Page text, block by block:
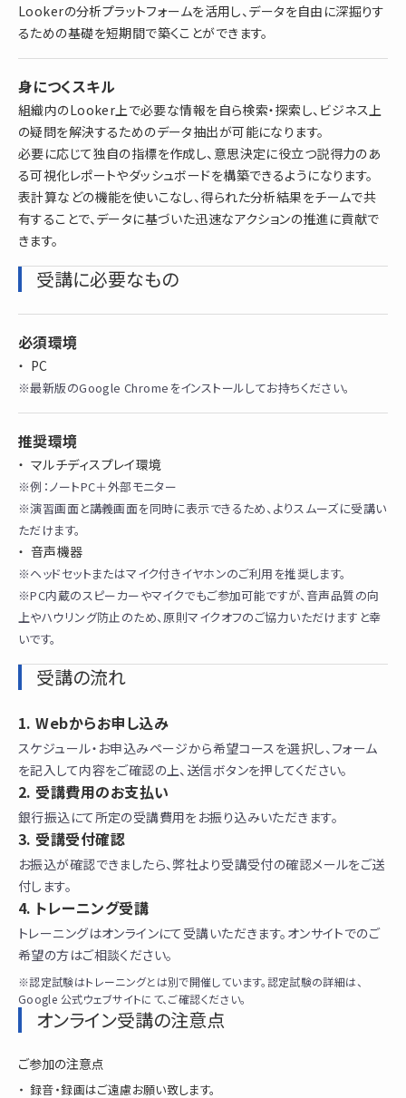
Lookerの分析プラットフォームを活用し、データを自由に深掘りす
るための基礎を短期間で築くことができます。
身につくスキル
組織内のLooker上で必要な情報を自ら検索・探索し、ビジネス上
の疑問を解決するためのデータ抽出が可能になります。
必要に応じて独自の指標を作成し、意思決定に役立つ説得力のあ
る可視化レポートやダッシュボードを構築できるようになります。
表計算などの機能を使いこなし、得られた分析結果をチームで共
有することで、データに基づいた迅速なアクションの推進に貢献で
きます。
受講に必要なもの
必須環境
PC
※最新版のGoogle Chromeをインストールしてお持ちください。
推奨環境
マルチディスプレイ環境
※例：ノートPC＋外部モニター
※演習画面と講義画面を同時に表示できるため、よりスムーズに受講い
ただけます。
音声機器
※ヘッドセットまたはマイク付きイヤホンのご利用を推奨します。
※PC内蔵のスピーカーやマイクでもご参加可能ですが、音声品質の向
上やハウリング防止のため、原則マイクオフのご協力いただけますと幸
いです。
受講の流れ
Webからお申し込み
スケジュール・お申込みページから希望コースを選択し、フォーム
を記入して内容をご確認の上、送信ボタンを押してください。
受講費用のお支払い
銀行振込にて所定の受講費用をお振り込みいただきます。
受講受付確認
お振込が確認できましたら、弊社より受講受付の確認メールをご送
付します。
トレーニング受講
トレーニングはオンラインにて受講いただきます。オンサイトでのご
希望の方はご相談ください。
※認定試験はトレーニングとは別で開催しています。認定試験の詳細は、
Google 公式ウェブサイトにて、ご確認ください。
オンライン受講の注意点
ご参加の注意点
録音・録画はご遠慮お願い致します。